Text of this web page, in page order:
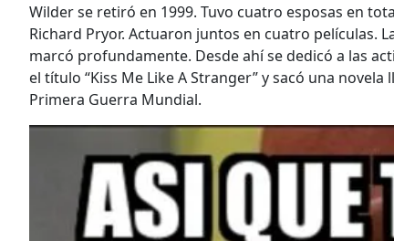
Wilder se retiró en 1999. Tuvo cuatro esposas en
Richard Pryor. Actuaron juntos en cuatro películas.
marcó profundamente. Desde ahí se dedicó a las
el título “Kiss Me Like A Stranger” y sacó una
Primera Guerra Mundial.